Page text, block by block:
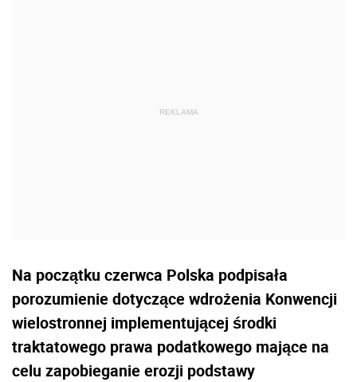
Na początku czerwca Polska podpisała
porozumienie dotyczące wdrożenia Konwencji
wielostronnej implementującej środki
traktatowego prawa podatkowego mające na
celu zapobieganie erozji podstawy